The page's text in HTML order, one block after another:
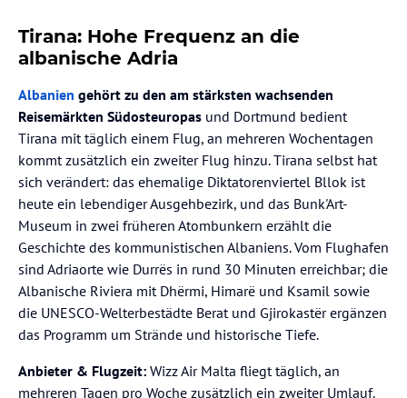
Tirana: Hohe Frequenz an die
albanische Adria
Albanien gehört zu den am stärksten wachsenden
Reisemärkten Südosteuropas und Dortmund bedient
Tirana mit täglich einem Flug, an mehreren Wochentagen
kommt zusätzlich ein zweiter Flug hinzu. Tirana selbst hat
sich verändert: das ehemalige Diktatorenviertel Bllok ist
heute ein lebendiger Ausgehbezirk, und das Bunk'Art-
Museum in zwei früheren Atombunkern erzählt die
Geschichte des kommunistischen Albaniens. Vom Flughafen
sind Adriaorte wie Durrës in rund 30 Minuten erreichbar; die
Albanische Riviera mit Dhërmi, Himarë und Ksamil sowie
die UNESCO-Welterbestädte Berat und Gjirokastër ergänzen
das Programm um Strände und historische Tiefe.
Anbieter & Flugzeit: Wizz Air Malta fliegt täglich, an
mehreren Tagen pro Woche zusätzlich ein zweiter Umlauf.